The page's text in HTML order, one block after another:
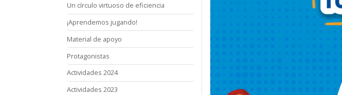
Un círculo virtuoso de eficiencia
¡Aprendemos jugando!
Material de apoyo
Protagonistas
Actividades 2024
Actividades 2023